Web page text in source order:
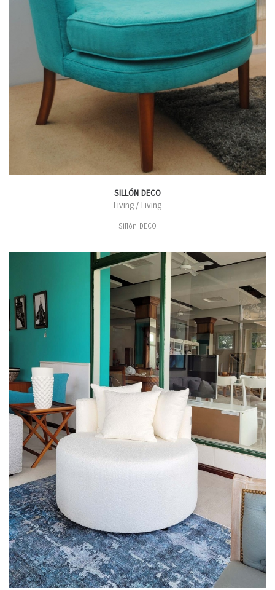
SILLÓN DECO
Living / Living
Sillón DECO